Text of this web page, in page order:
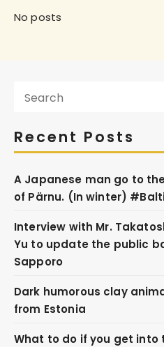
No posts
Recent Posts
A Japanese man go to
of Pärnu. (In winter)
Interview with Mr.
Yu to update the public
Sapporo
Dark humorous clay
from Estonia
What to do if you get into